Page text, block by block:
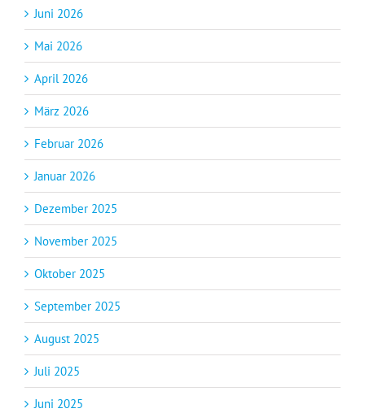
Juni 2026
Mai 2026
April 2026
März 2026
Februar 2026
Januar 2026
Dezember 2025
November 2025
Oktober 2025
September 2025
August 2025
Juli 2025
Juni 2025